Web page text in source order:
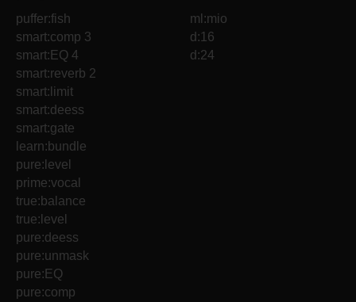
puffer:fish
smart:comp 3
smart:EQ 4
smart:reverb 2
smart:limit
smart:deess
smart:gate
learn:bundle
pure:level
prime:vocal
true:balance
true:level
pure:deess
pure:unmask
pure:EQ
pure:comp
ml:mio
d:16
d:24